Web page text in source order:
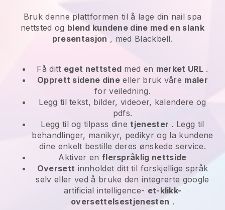
Bruk denne plattformen til å lage din nail spa
nettsted og blend kundene dine med en slank
presentasjon , med Blackbell.
Få ditt eget nettsted med en merket URL.
Opprett sidene dine eller bruk våre maler
for veiledning.
Legg til tekst, bilder, videoer, kalendere og
pdfs.
Legg til og tilpass dinetjenester . Legg til
behandlinger, manikyr, pedikyr og la kundene
dine enkelt bestille deres ønskede service.
Aktiver en flerspråklig nettside
Oversett innholdet ditt til forskjellige språk
selv eller ved å bruke den integrerte google
artificial intelligence- et-klikk-
oversettelsestjenesten .